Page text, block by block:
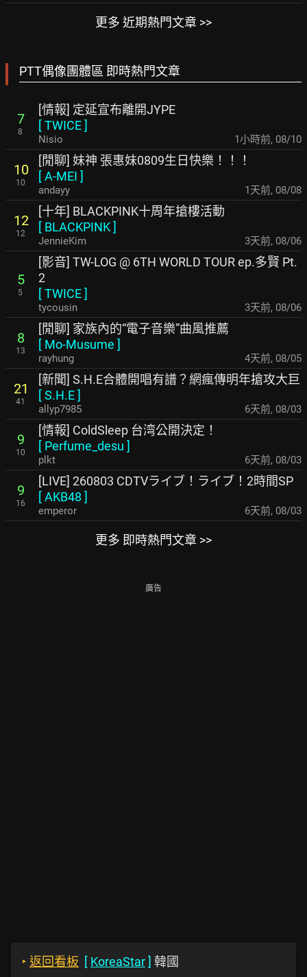
更多 近期熱門文章 >>
PTT偶像團體區 即時熱門文章
7
8
[情報] 定延宣布離開JYPE
[TWICE]
Nisio 1小時前, 08/10
10
10
[閒聊] 妹神 張惠妹0809生日快樂！！！
[A-MEI ]
andayy 1天前, 08/08
12
12
[十年] BLACKPINK十周年搶樓活動
[ BLACKPINK]
JennieKim 3天前, 08/06
5
5
[影音] TW-LOG @ 6TH WORLD TOUR ep.多賢 Pt.
2
[TWICE]
tycousin 3天前, 08/06
8
13
[閒聊] 家族內的“電子音樂”曲風推薦
[ Mo-Musume ]
rayhung 4天前, 08/05
21
41
[新聞] S.H.E合體開唱有譜？網瘋傳明年搶攻大巨
[S.H.E]
allyp7985 6天前, 08/03
9
10
[情報] ColdSleep 台湾公開決定！
[ Perfume_desu ]
plkt 6天前, 08/03
9
16
[LIVE] 260803 CDTVライブ！ライブ！2時間SP
[AKB48 ]
emperor 6天前, 08/03
更多 即時熱門文章 >>
廣告
‣ 返回看板 [ KoreaStar] 韓國